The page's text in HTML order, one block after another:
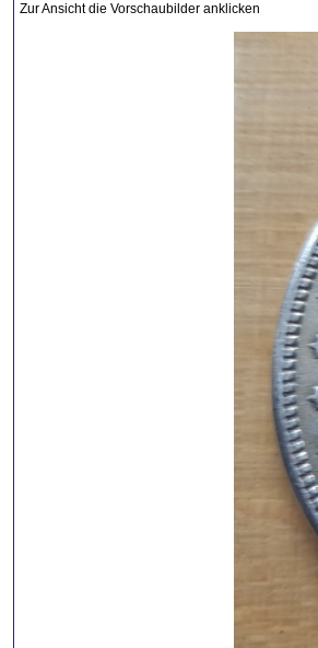
Zur Ansicht die Vorschaubilder anklicken